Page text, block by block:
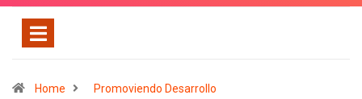
Home
Promoviendo Desarrollo